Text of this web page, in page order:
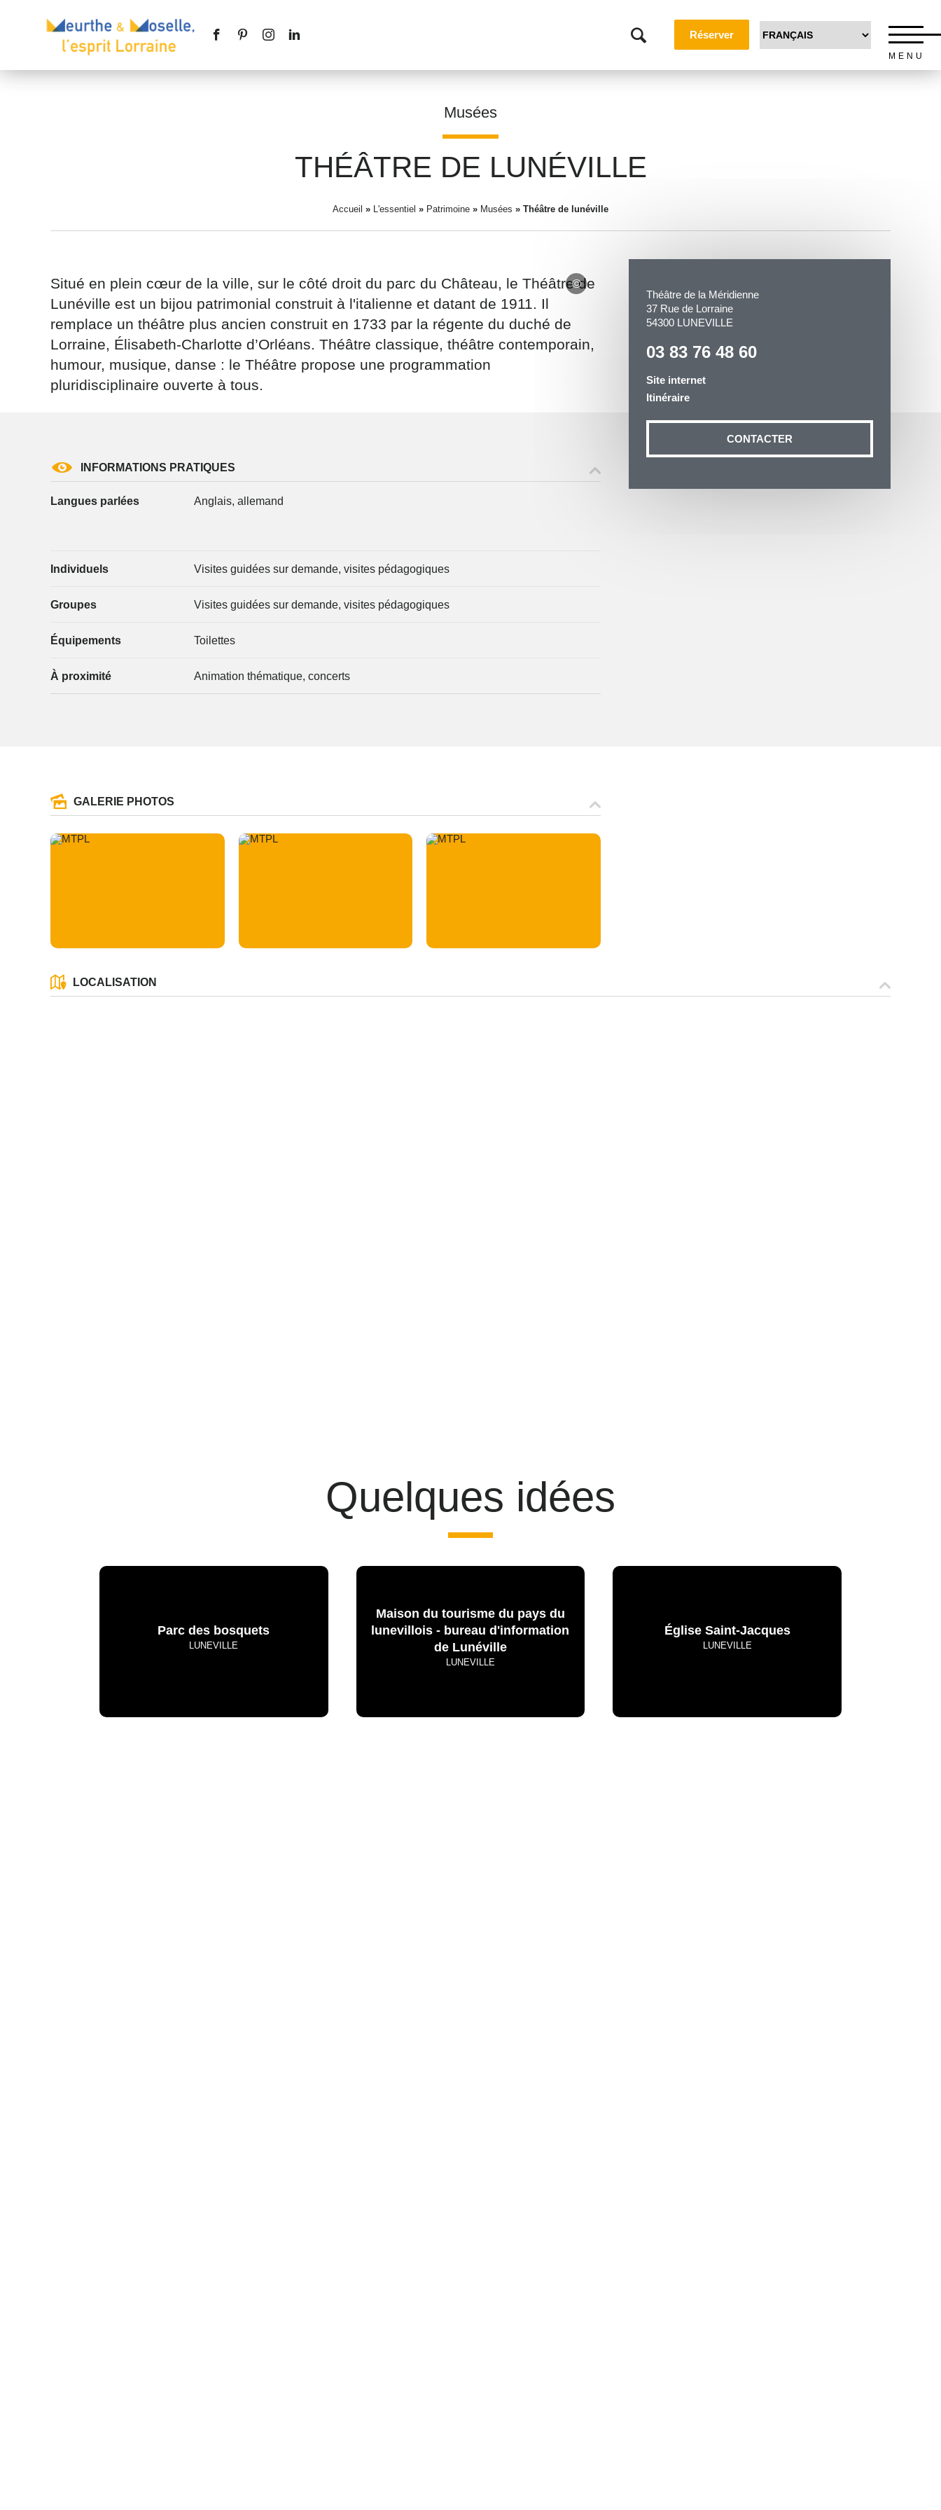
Réserver
MENU
Musées
THÉÂTRE DE LUNÉVILLE
Accueil » L'essentiel » Patrimoine » Musées » Théâtre de lunéville
Théâtre de la Méridienne
37 Rue de Lorraine
54300 LUNEVILLE
03 83 76 48 60
Site internet
Itinéraire
CONTACTER
Situé en plein cœur de la ville, sur le côté droit du parc du Château, le Théâtre de
Lunéville est un bijou patrimonial construit à l'italienne et datant de 1911. Il
remplace un théâtre plus ancien construit en 1733 par la régente du duché de
Lorraine, Élisabeth-Charlotte d’Orléans. Théâtre classique, théâtre contemporain,
humour, musique, danse : le Théâtre propose une programmation
pluridisciplinaire ouverte à tous.
INFORMATIONS PRATIQUES
Langues parlées Anglais, allemand
Individuels Visites guidées sur demande, visites pédagogiques
Groupes Visites guidées sur demande, visites pédagogiques
Équipements Toilettes
À proximité Animation thématique, concerts
GALERIE PHOTOS
LOCALISATION
Quelques idées
Parc des bosquets
LUNEVILLE
Maison du tourisme du pays du
lunevillois - bureau d'information
de Lunéville
LUNEVILLE
Église Saint-Jacques
LUNEVILLE
Prénom*
Message*
l’adresse suivante : Meurthe & Moselle Tourisme - 48 esplanade Jacques-Baudot CO 90019 54035